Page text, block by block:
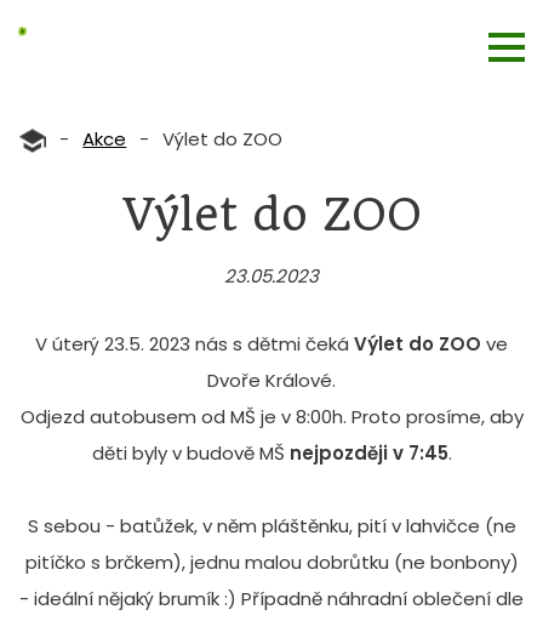
- Akce - Výlet do ZOO
Výlet do ZOO
23.05.2023
V úterý 23.5. 2023 nás s dětmi čeká Výlet do ZOO ve
Dvoře Králové.
Odjezd autobusem od MŠ je v 8:00h. Proto prosíme, aby
děti byly v budově MŠ nejpozději v 7:45.
S sebou - batůžek, v něm pláštěnku, pití v lahvičce (ne
pitíčko s brčkem), jednu malou dobrůtku (ne bonbony)
- ideální nějaký brumík :) Případně náhradní oblečení dle